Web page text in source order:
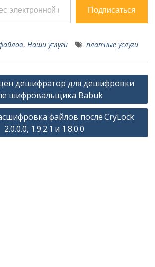
него
Подписаться
, Наши услуги платные услуги
дешифратор для дешифровки
шифровальщика Babuk.
файлов после CryLock
2.0.0.0, 1.9.2.1 и 1.8.0.0